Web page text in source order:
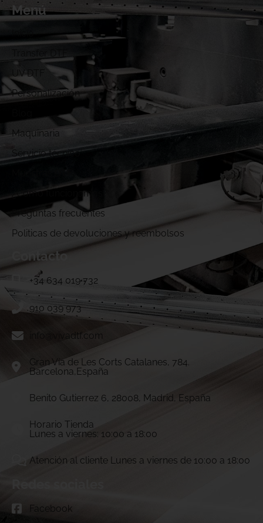
Menú
UV DTF
Personalización
Maquinaria
Servicio técnico
¿Cómo funcionamos?
Preguntas frecuentes
Politicas de devoluciones y reembolsos
Contacto
+34 634 019 732
910 039 973
info@vivadtf.com
Gran Vía de Les Corts Catalanes, 784.
Barcelona,España
Benito Gutierrez 6, 28008, Madrid, España
Horario Tienda
Lunes a viernes: 10:00 a 18:00
Atención al cliente Lunes a viernes de 10:00 a 18:00
Facebook